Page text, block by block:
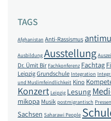
TAGS
Afghanistan Anti-Rassismus
Ausbildung Ausstellung
Dr. Ümit Bir Fachkonferenz Fachtag
LeipzigGrundschule Integration
und Muslimfeindlichkeit Kino
Konzert Leipzig Lesung
mikopa Musik postmigrantisch
Sachsen Saharawi People